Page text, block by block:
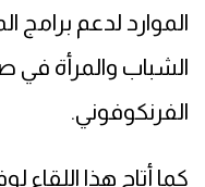
الموارد لدعم برامج
الشباب والمرأة في
الفرنكوفوني.
كما أتاح هذا اللقاء